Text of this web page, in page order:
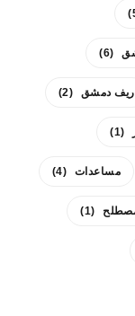
(6)
ريف دمشق (2)
(1)
مساعدات (4)
(1)